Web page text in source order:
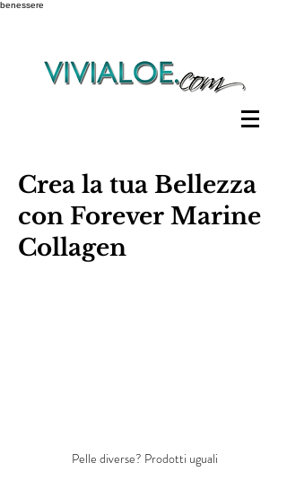
benessere
Crea la tua Bellezza
con Forever Marine
Collagen
Pelle diverse? Prodotti uguali